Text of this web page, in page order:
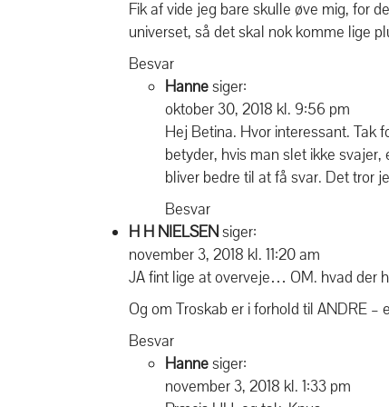
Fik af vide jeg bare skulle øve mig, for
universet, så det skal nok komme lige
Besvar
Hannesiger:
oktober 30, 2018 kl. 9:56 pm
Hej Betina. Hvor interessant. Tak
betyder, hvis man slet ikke
bliver bedre til at få svar. Det tror
Besvar
H H NIELSENsiger:
november 3, 2018 kl. 11:20 am
JA fint lige at overveje… OM. hvad der
Og om Troskab er i forhold til ANDRE –
Besvar
Hannesiger:
november 3, 2018 kl. 1:33 pm